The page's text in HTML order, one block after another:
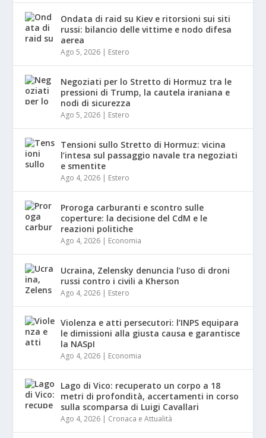
Ondata di raid su Kiev e ritorsioni sui siti
russi: bilancio delle vittime e nodo difesa
aerea
Ago 5, 2026 | Estero
Negoziati per lo Stretto di Hormuz tra le
pressioni di Trump, la cautela iraniana e
nodi di sicurezza
Ago 5, 2026 | Estero
Tensioni sullo Stretto di Hormuz: vicina
l’intesa sul passaggio navale tra negoziati
e smentite
Ago 4, 2026 | Estero
Proroga carburanti e scontro sulle
coperture: la decisione del CdM e le
reazioni politiche
Ago 4, 2026 | Economia
Ucraina, Zelensky denuncia l’uso di droni
russi contro i civili a Kherson
Ago 4, 2026 | Estero
Violenza e atti persecutori: l’INPS equipara
le dimissioni alla giusta causa e garantisce
la NASpI
Ago 4, 2026 | Economia
Lago di Vico: recuperato un corpo a 18
metri di profondità, accertamenti in corso
sulla scomparsa di Luigi Cavallari
Ago 4, 2026 | Cronaca e Attualità